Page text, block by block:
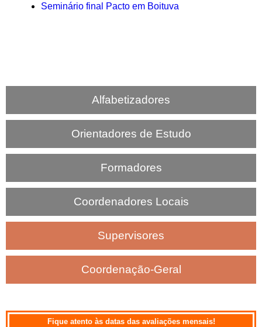
Seminário final Pacto em Boituva
Alfabetizadores
Orientadores de Estudo
Formadores
Coordenadores Locais
Supervisores
Coordenação-Geral
Fique atento às datas das avaliações mensais!